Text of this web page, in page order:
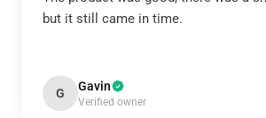
but it still came in time.
G Gavin
Verified owner